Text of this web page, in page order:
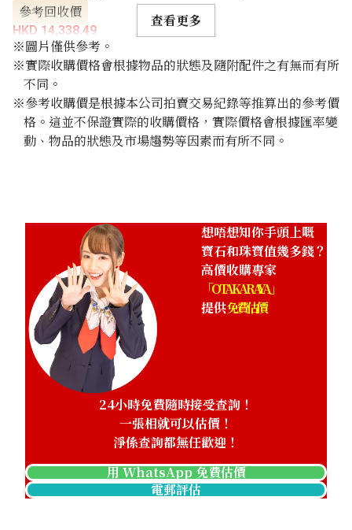
參考回收價
HKD 14,338.49
查看更多
※圖片僅供參考。
※實際收購價格會根據物品的狀態及隨附配件之有無而有所
不同。
※參考收購價是根據本公司拍賣交易紀錄等推算出的參考價
格。這並不保證實際的收購價格，實際價格會根據匯率變
動、物品的狀態及市場趨勢等因素而有所不同。
想唔想知你手頭上嘅
寶石和珠寶值幾多錢？
高價收購專家
「OTAKARAYA」
提供免費估價
24小時免費隨時接受查詢！
一張相就可以估價！
淨係查詢都無任歡迎！
用 WhatsApp 免費估價
電郵評估